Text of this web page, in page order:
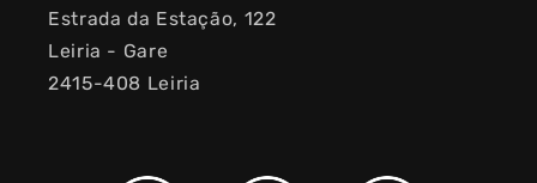
Estrada da Estação, 122
Leiria - Gare
2415-408 Leiria